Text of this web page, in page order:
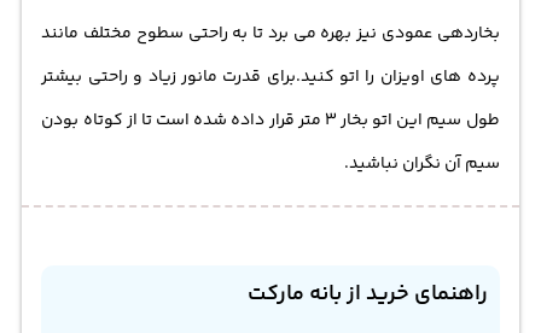
بخاردهی عمودی نیز بهره می برد تا به راحتی سطوح مختلف مانند
پرده های اویزان را اتو کنید.برای قدرت مانور زیاد و راحتی بیشتر
طول سیم این اتو بخار 3 متر قرار داده شده است تا از کوتاه بودن
سیم آن نگران نباشید.
راهنمای خرید از بانه مارکت